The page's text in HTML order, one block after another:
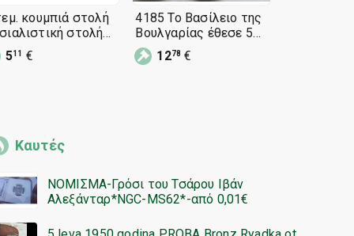
κουμπιά στολή
στολή
511 €
4185 Το Βασίλειο της
Βουλγαρίας έθεσε 5
κουμπιά πεζικού
βασιλιά Ferdinand τον
1278 €
Καυτές
ΝΟΜΙΣΜΑ-Γρόσι του Τσάρου Ιβάν
Αλεξάνταρ*NGC-MS62*-από 0,01€